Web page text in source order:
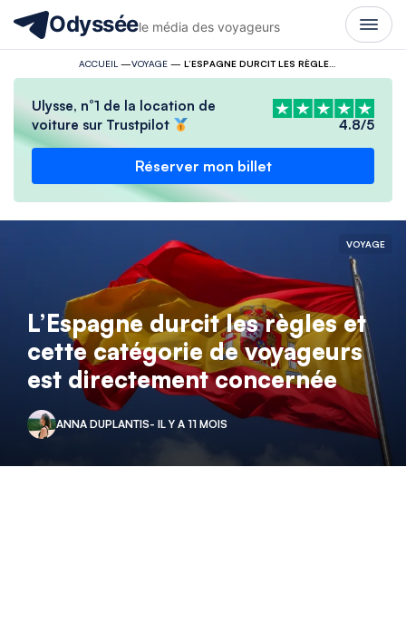
Odysséele média des voyageurs
ACCUEIL —VOYAGE— L’ESPAGNE DURCIT LES RÈGLES ET CETTE CATÉGORIE DE VOYAGEURS EST DIRECTEMENT CONCERNÉE
Ulysse, n°1 de la location de
voiture sur Trustpilot
4.8/5
Réserver mon billet
VOYAGE
L’Espagne durcit les règles et
cette catégorie de voyageurs
est directement concernée
ANNA DUPLANTIS- IL Y A 11 MOIS